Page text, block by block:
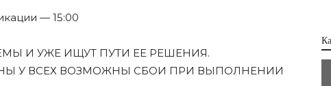
— 15:00
И УЖЕ ИЩУТ ПУТИ ЕЕ РЕШЕНИЯ.
У ВСЕХ ВОЗМОЖНЫ СБОИ ПРИ ВЫПОЛНЕНИИ